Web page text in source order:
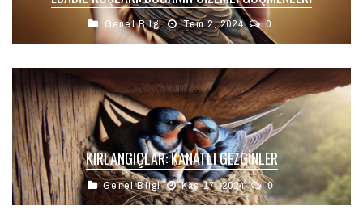
Genel Bilgi Tem 2, 2024 0
KIRLANGIÇLAR: KANATLI GEZGINLER
Genel Bilgi Kas 17, 2024 0